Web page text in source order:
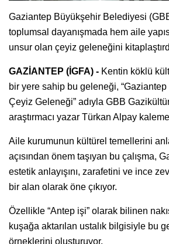
Gaziantep Büyükşehir Belediyesi
toplumsal dayanışmada hem aile
unsur olan çeyiz geleneğini
GAZİANTEP (İGFA) - Kentin köklü
bir yere sahip bu geleneği,
Çeyiz Geleneği” adıyla GBB Gazikültür
araştırmacı yazar Türkan Alpay
Aile kurumunun kültürel temellerini
açısından önem taşıyan bu çalışma,
estetik anlayışını, zarafetini ve ince
bir alan olarak öne çıkıyor.
Özellikle “Antep işi” olarak bilinen
kuşağa aktarılan ustalık bilgisiyle bu
örneklerini oluşturuyor.